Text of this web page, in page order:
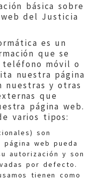
básica sobre
del Justicia
es un
que se
teléfono móvil o
nuestra página
nuestras y otras
que
página web.
varios tipos:
son
web pueda
autorización y son
por defecto.
tienen como